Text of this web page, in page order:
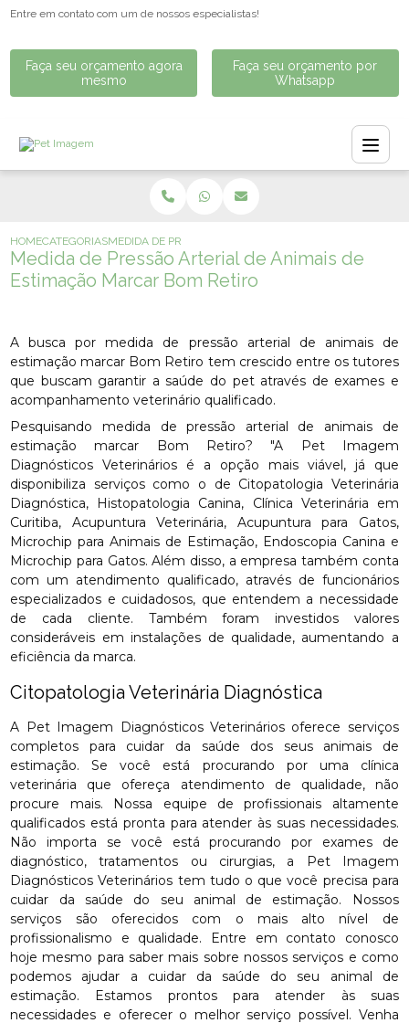
Entre em contato com um de nossos especialistas!
Faça seu orçamento agora
mesmo
Faça seu orçamento por
Whatsapp
HOMECATEGORIASMEDIDA DE PRESSÃO ARTERIAL DE ANIMAIS DE
Medida de Pressão Arterial de Animais de
Estimação Marcar Bom Retiro
A busca por medida de pressão arterial de animais de
estimação marcar Bom Retiro tem crescido entre os tutores
que buscam garantir a saúde do pet através de exames e
acompanhamento veterinário qualificado.
Pesquisando medida de pressão arterial de animais de
estimação marcar Bom Retiro? "A Pet Imagem
Diagnósticos Veterinários é a opção mais viável, já que
disponibiliza serviços como o de Citopatologia Veterinária
Diagnóstica, Histopatologia Canina, Clínica Veterinária em
Curitiba, Acupuntura Veterinária, Acupuntura para Gatos,
Microchip para Animais de Estimação, Endoscopia Canina e
Microchip para Gatos. Além disso, a empresa também conta
com um atendimento qualificado, através de funcionários
especializados e cuidadosos, que entendem a necessidade
de cada cliente. Também foram investidos valores
consideráveis em instalações de qualidade, aumentando a
eficiência da marca.
Citopatologia Veterinária Diagnóstica
A Pet Imagem Diagnósticos Veterinários oferece serviços
completos para cuidar da saúde dos seus animais de
estimação. Se você está procurando por uma clínica
veterinária que ofereça atendimento de qualidade, não
procure mais. Nossa equipe de profissionais altamente
qualificados está pronta para atender às suas necessidades.
Não importa se você está procurando por exames de
diagnóstico, tratamentos ou cirurgias, a Pet Imagem
Diagnósticos Veterinários tem tudo o que você precisa para
cuidar da saúde do seu animal de estimação. Nossos
serviços são oferecidos com o mais alto nível de
profissionalismo e qualidade. Entre em contato conosco
hoje mesmo para saber mais sobre nossos serviços e como
podemos ajudar a cuidar da saúde do seu animal de
estimação. Estamos prontos para atender às suas
necessidades e oferecer o melhor serviço possível. Venha